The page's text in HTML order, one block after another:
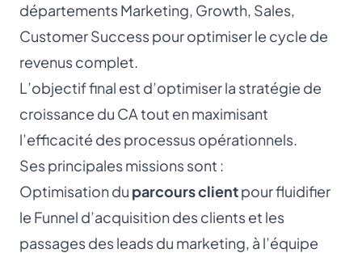
départements Marketing, Growth, Sales,
Customer Success pour optimiser le cycle de
revenus complet.
L’objectif final est d’optimiser la stratégie de
croissance du CA tout en maximisant
l’efficacité des processus opérationnels.
Ses principales missions sont :
Optimisation du parcours clientpour fluidifier
le Funnel d’acquisition des clients et les
passages des leads du marketing, à l’équipe